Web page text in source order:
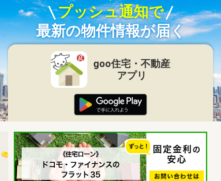
プッシュ通知で
最新の物件情報が届く
goo住宅・不動産
アプリ